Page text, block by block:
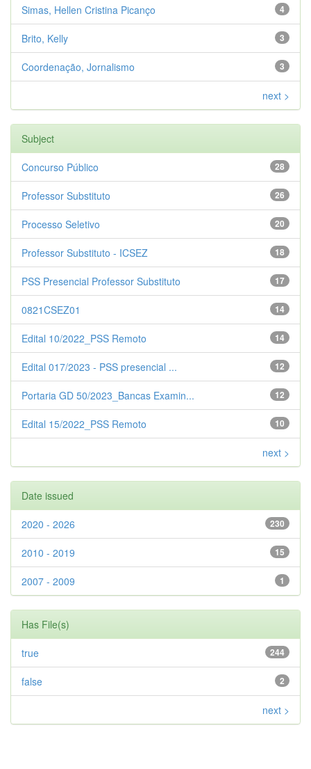
4
Simas, Hellen Cristina Picanço
3
Brito, Kelly
3
Coordenação, Jornalismo
next >
Subject
28
Concurso Público
26
Professor Substituto
20
Processo Seletivo
18
Professor Substituto - ICSEZ
17
PSS Presencial Professor Substituto
14
0821CSEZ01
14
Edital 10/2022_PSS Remoto
12
Edital 017/2023 - PSS presencial ...
12
Portaria GD 50/2023_Bancas Examin...
10
Edital 15/2022_PSS Remoto
next >
Date issued
230
2020 - 2026
15
2010 - 2019
1
2007 - 2009
Has File(s)
244
true
2
false
next >